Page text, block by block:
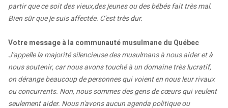
partir que ce soit des vieux,des jeunes ou des bébés fait très mal.
Bien sûr que je suis affectée. C'est très dur.
Votre message à la communauté musulmane du Québec
J'appelle la majorité silencieuse des musulmans à nous aider et à
nous soutenir, car nous avons touché à un domaine très lucratif,
on dérange beaucoup de personnes qui voient en nous leur rivaux
ou concurrents. Non, nous sommes des gens de cœurs qui veulent
seulement aider. Nous n'avons aucun agenda politique ou